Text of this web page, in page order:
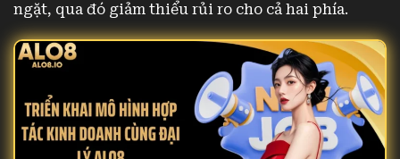
ngặt, qua đó giảm thiểu rủi ro cho cả hai phía.